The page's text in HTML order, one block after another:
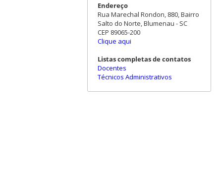
Endereço
Rua Marechal Rondon, 880, Bairro
Salto do Norte, Blumenau - SC
CEP 89065-200
Clique aqui
Listas completas de contatos
Docentes
Técnicos Administrativos